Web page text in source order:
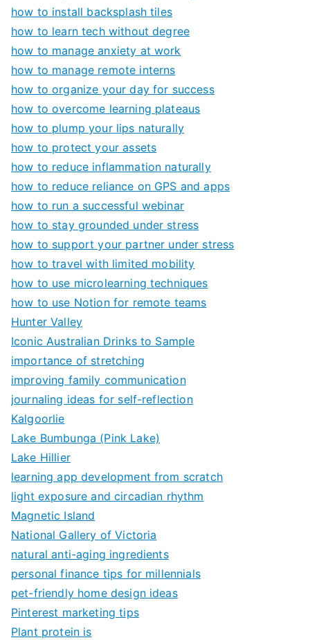
how to install backsplash tiles
how to learn tech without degree
how to manage anxiety at work
how to manage remote interns
how to organize your day for success
how to overcome learning plateaus
how to plump your lips naturally
how to protect your assets
how to reduce inflammation naturally
how to reduce reliance on GPS and apps
how to run a successful webinar
how to stay grounded under stress
how to support your partner under stress
how to travel with limited mobility
how to use microlearning techniques
how to use Notion for remote teams
Hunter Valley
Iconic Australian Drinks to Sample
importance of stretching
improving family communication
journaling ideas for self-reflection
Kalgoorlie
Lake Bumbunga (Pink Lake)
Lake Hillier
learning app development from scratch
light exposure and circadian rhythm
Magnetic Island
National Gallery of Victoria
natural anti-aging ingredients
personal finance tips for millennials
pet-friendly home design ideas
Pinterest marketing tips
Plant protein is